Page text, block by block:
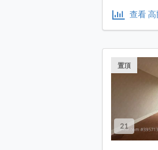
查看
21
置頂